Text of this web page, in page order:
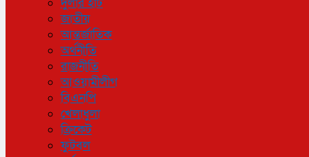
জাতীয়
আন্তর্জাতিক
অর্থনীতি
রাজনীতি
আওয়ামীলীগ
বিএনপি
খেলাধুলা
ক্রিকেট
ফুটবল